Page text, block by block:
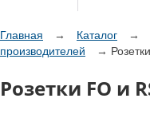
Главная → Каталог
→
производителей
→
Розетки FO и